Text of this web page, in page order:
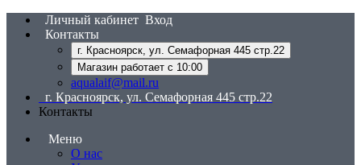
Личный кабинет Вход
Контакты
г. Красноярск, ул. Семафорная 445 стр.22
Магазин работает с 10:00
aqualaif@mail.ru
г. Красноярск, ул. Семафорная 445 стр.22
Контакты
Меню
О нас